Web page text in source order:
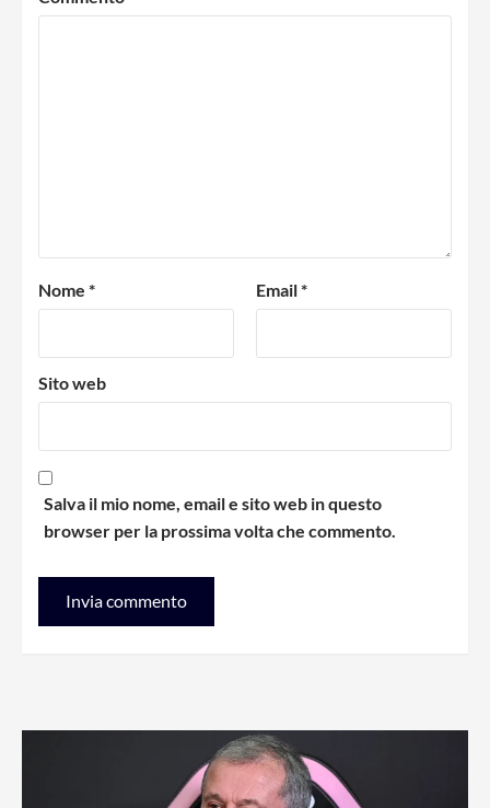
Nome * Email*
Sito web
Salva il mio nome, email e sito web in questo
browser per la prossima volta che commento.